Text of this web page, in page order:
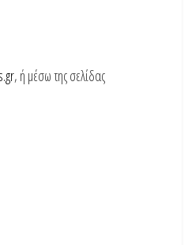
, ή μέσω της σελίδας